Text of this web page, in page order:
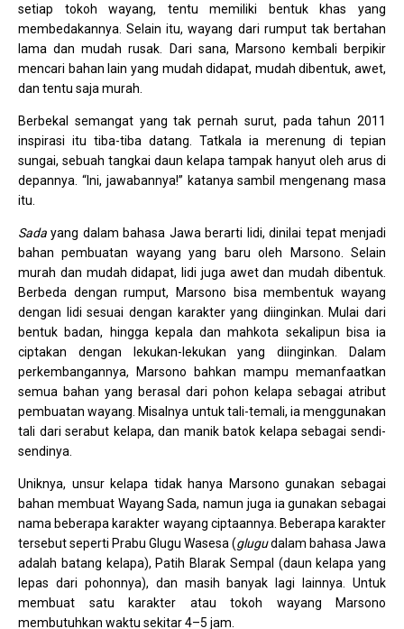
setiap tokoh wayang, tentu memiliki bentuk khas yang
membedakannya. Selain itu, wayang dari rumput tak bertahan
lama dan mudah rusak. Dari sana, Marsono kembali berpikir
mencari bahan lain yang mudah didapat, mudah dibentuk, awet,
dan tentu saja murah.
Berbekal semangat yang tak pernah surut, pada tahun 2011
inspirasi itu tiba-tiba datang. Tatkala ia merenung di tepian
sungai, sebuah tangkai daun kelapa tampak hanyut oleh arus di
depannya. “Ini, jawabannya!” katanya sambil mengenang masa
itu.
Sada yang dalam bahasa Jawa berarti lidi, dinilai tepat menjadi
bahan pembuatan wayang yang baru oleh Marsono. Selain
murah dan mudah didapat, lidi juga awet dan mudah dibentuk.
Berbeda dengan rumput, Marsono bisa membentuk wayang
dengan lidi sesuai dengan karakter yang diinginkan. Mulai dari
bentuk badan, hingga kepala dan mahkota sekalipun bisa ia
ciptakan dengan lekukan-lekukan yang diinginkan. Dalam
perkembangannya, Marsono bahkan mampu memanfaatkan
semua bahan yang berasal dari pohon kelapa sebagai atribut
pembuatan wayang. Misalnya untuk tali-temali, ia menggunakan
tali dari serabut kelapa, dan manik batok kelapa sebagai sendi-
sendinya.
Uniknya, unsur kelapa tidak hanya Marsono gunakan sebagai
bahan membuat Wayang Sada, namun juga ia gunakan sebagai
nama beberapa karakter wayang ciptaannya. Beberapa karakter
tersebut seperti Prabu Glugu Wasesa (glugudalam bahasa Jawa
adalah batang kelapa), Patih Blarak Sempal (daun kelapa yang
lepas dari pohonnya), dan masih banyak lagi lainnya. Untuk
membuat satu karakter atau tokoh wayang Marsono
membutuhkan waktu sekitar 4–5 jam.